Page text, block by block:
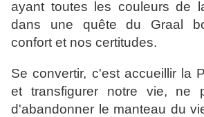
ayant toutes les couleurs de
dans une quête du Graal
confort et nos certitudes.
Se convertir, c'est accueillir la
et transfi­gurer notre vie, ne
d'abandonner le manteau du